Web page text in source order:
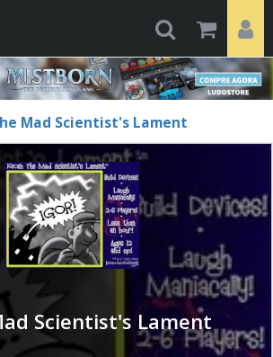
Mad Scientist's Lament
Scientist's Lament